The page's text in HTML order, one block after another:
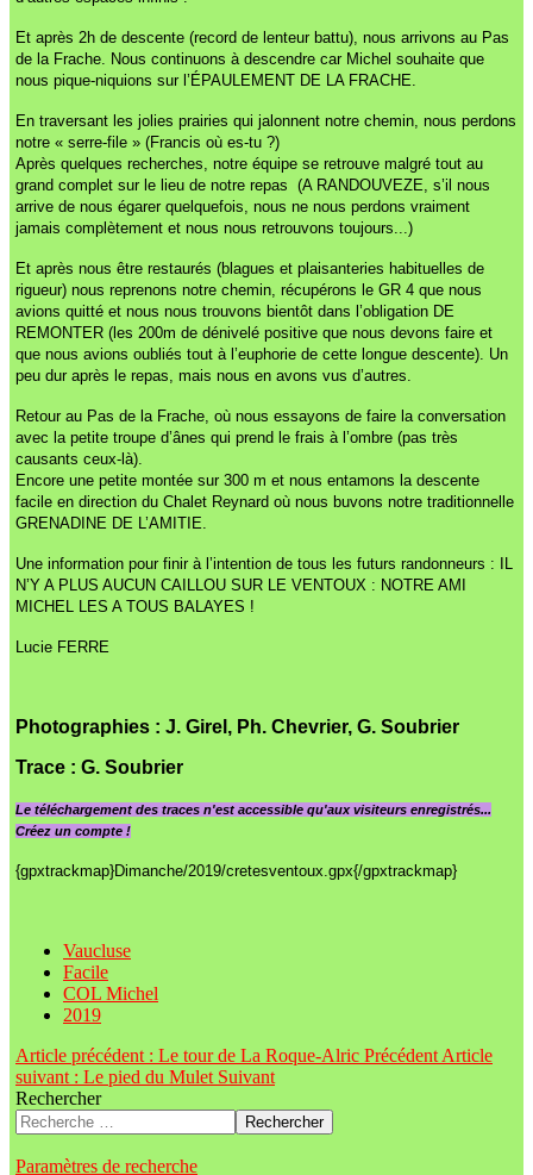
Et après 2h de descente (record de lenteur battu), nous arrivons au Pas
de la Frache. Nous continuons à descendre car Michel souhaite que
nous pique-niquions sur l’ÉPAULEMENT DE LA FRACHE.
En traversant les jolies prairies qui jalonnent notre chemin, nous perdons
notre « serre-file » (Francis où es-tu ?)
Après quelques recherches, notre équipe se retrouve malgré tout au
grand complet sur le lieu de notre repas (A RANDOUVEZE, s’il nous
arrive de nous égarer quelquefois, nous ne nous perdons vraiment
jamais complètement et nous nous retrouvons toujours...)
Et après nous être restaurés (blagues et plaisanteries habituelles de
rigueur) nous reprenons notre chemin, récupérons le GR 4 que nous
avions quitté et nous nous trouvons bientôt dans l’obligation DE
REMONTER (les 200m de dénivelé positive que nous devons faire et
que nous avions oubliés tout à l’euphorie de cette longue descente). Un
peu dur après le repas, mais nous en avons vus d’autres.
Retour au Pas de la Frache, où nous essayons de faire la conversation
avec la petite troupe d’ânes qui prend le frais à l’ombre (pas très
causants ceux-là).
Encore une petite montée sur 300 m et nous entamons la descente
facile en direction du Chalet Reynard où nous buvons notre traditionnelle
GRENADINE DE L’AMITIE.
Une information pour finir à l’intention de tous les futurs randonneurs : IL
N’Y A PLUS AUCUN CAILLOU SUR LE VENTOUX : NOTRE AMI
MICHEL LES A TOUS BALAYES !
Lucie FERRE
Photographies : J. Girel, Ph. Chevrier, G. Soubrier
Trace : G. Soubrier
Le téléchargement des traces n'est accessible qu'aux visiteurs enregistrés...
Créez un compte !
{gpxtrackmap}Dimanche/2019/cretesventoux.gpx{/gpxtrackmap}
Vaucluse
Facile
COL Michel
2019
Article précédent : Le tour de La Roque-Alric Précédent Article
suivant : Le pied du Mulet Suivant
Rechercher
Rechercher
Paramètres de recherche